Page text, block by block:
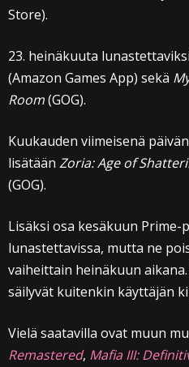
Store).
23. heinäkuuta
(Amazon Games App) sekä
Room(GOG).
Kuukauden viimeisenä
lisätään Zoria: Age of
(GOG).
Lisäksi osa kesäkuun Prime-
lunastettavissa, mutta ne
vaiheittain heinäkuun
säilyvät kuitenkin käyttäjän
Vielä saatavilla ovat muun
Remastered, Mafia III: